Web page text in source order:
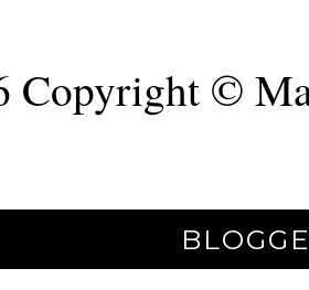
Copyright ©